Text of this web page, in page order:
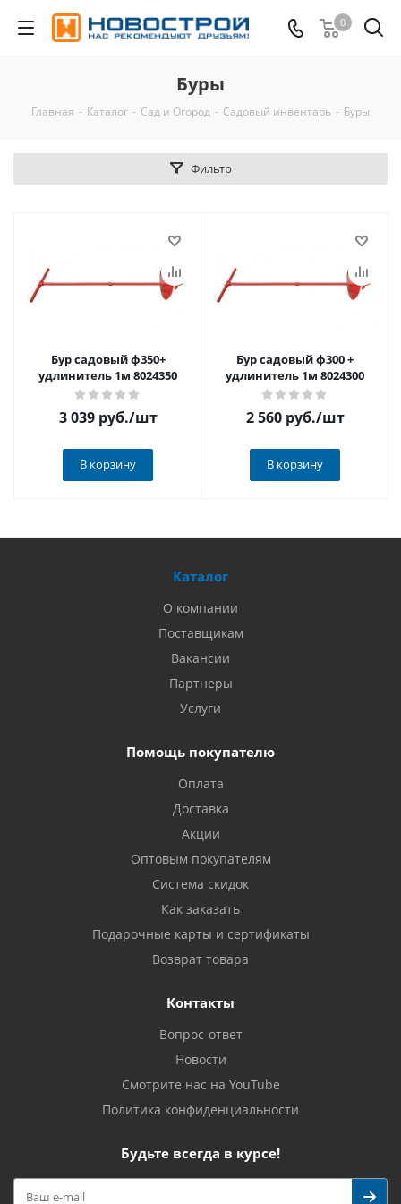
0
Буры
Главная - Каталог - Сад и Огород - Садовый инвентарь - Буры
Фильтр
Бур садовый ф350+
удлинитель 1м 8024350
3 039 руб./шт
В корзину
Бур садовый ф300 +
удлинитель 1м 8024300
2 560 руб./шт
В корзину
Каталог
О компании
Поставщикам
Вакансии
Партнеры
Услуги
Помощь покупателю
Оплата
Доставка
Акции
Оптовым покупателям
Система скидок
Как заказать
Подарочные карты и сертификаты
Возврат товара
Контакты
Вопрос-ответ
Новости
Смотрите нас на YouTube
Политика конфиденциальности
Будьте всегда в курсе!